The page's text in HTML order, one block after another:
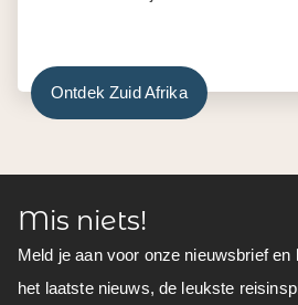
Ontdek Zuid Afrika
Mis niets!
Meld je aan voor onze nieuwsbrief en
het laatste nieuws, de leukste